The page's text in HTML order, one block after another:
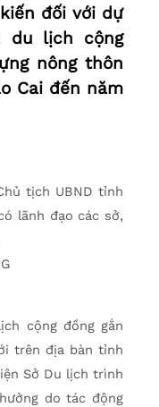
đối với dự
du lịch cộng
nông thôn
Cai đến năm
tịch UBND tỉnh
lãnh đạo các sở,
cộng đồng gắn
trên địa bàn tỉnh
Sở Du lịch trình
do tác động